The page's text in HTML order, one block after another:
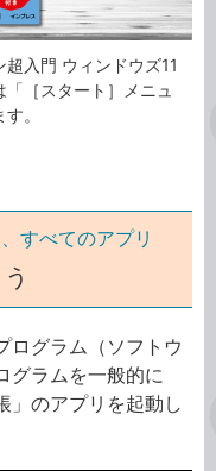
入門 ウィンドウズ11
［スタート］メニュ
。
すべてのアプリ
ログラム（ソフトウ
グラムを一般的に
」のアプリを起動し